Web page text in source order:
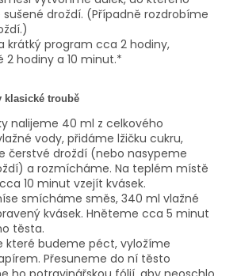
droždí. (Případně rozdrobíme
krátký program cca 2 hodiny,
2 hodiny a 10 minut.*
klasické troubě
nalijeme 40 ml z celkového
vody, přidáme lžičku cukru,
čerstvé droždí (nebo nasypeme
a rozmícháme. Na teplém místě
10 minut vzejít kvásek.
smícháme směs, 340 ml vlažné
kvásek. Hněteme cca 5 minut
těsta.
které budeme péct, vyložíme
Přesuneme do ní těsto